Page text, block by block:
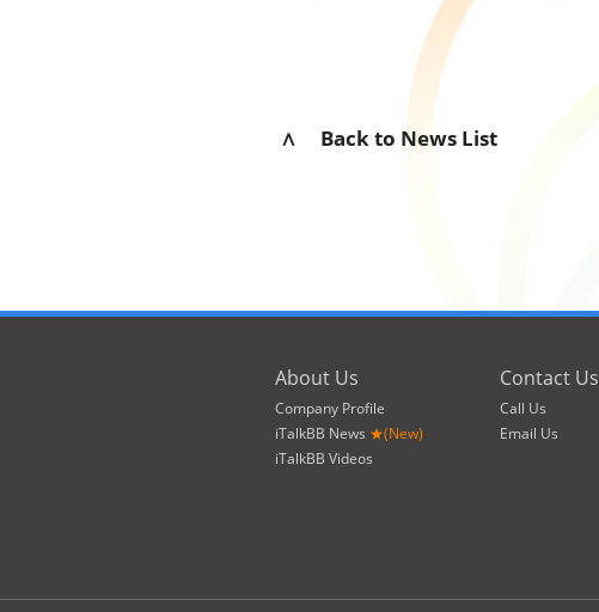
∧ Back to News List
About Us
Company Profile
iTalkBB News ★(New)
iTalkBB Videos
Contact Us
Call Us
Email Us